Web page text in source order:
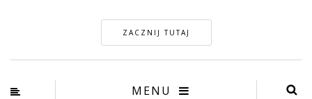
ZACZNIJ TUTAJ
MENU